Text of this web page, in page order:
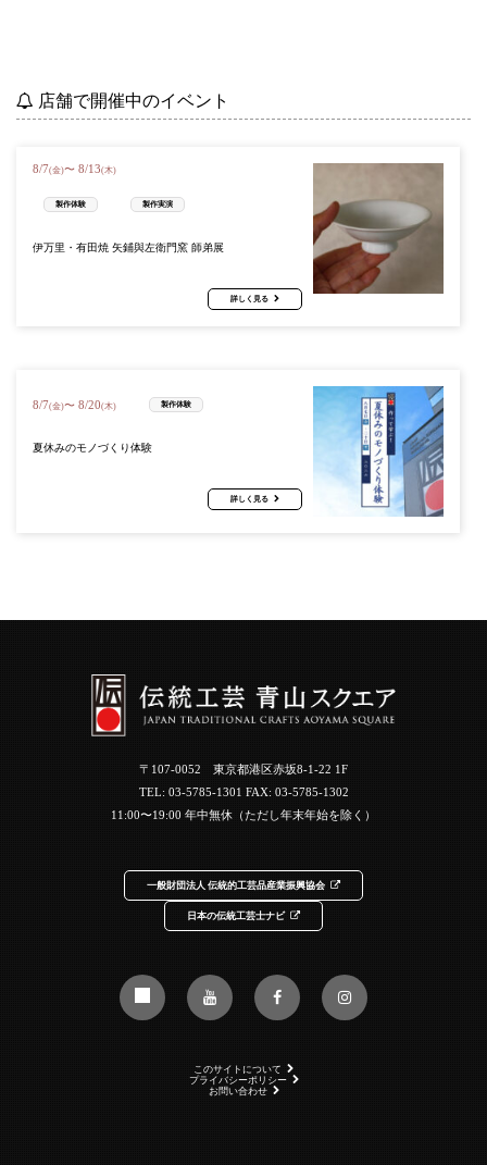
店舗で開催中のイベント
8/7(金)〜 8/13(木)
製作体験 製作実演
伊万里・有田焼 矢鋪與左衛門窯 師弟展
詳しく見る
8/7(金)〜 8/20(木) 製作体験
夏休みのモノづくり体験
詳しく見る
〒107-0052 東京都港区赤坂8-1-22 1F
TEL: 03-5785-1301 FAX: 03-5785-1302
11:00〜19:00 年中無休（ただし年末年始を除く）
一般財団法人 伝統的工芸品産業振興協会
日本の伝統工芸士ナビ
このサイトについて
プライバシーポリシー
お問い合わせ